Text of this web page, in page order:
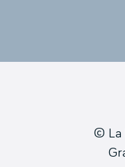
© La